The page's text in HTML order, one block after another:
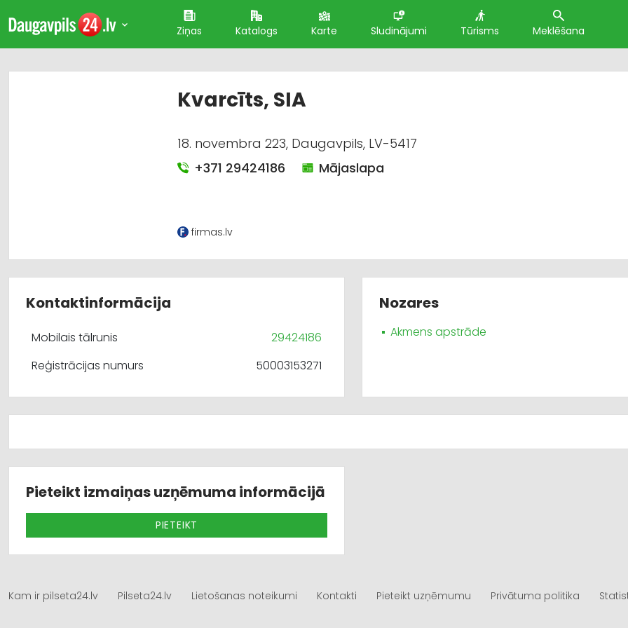
Ziņas Katalogs Karte Sludinājumi Tūrisms Meklēšana
Kvarcīts, SIA
18. novembra 223, Daugavpils, LV-5417
+371 29424186
Mājaslapa
firmas.lv
Kontaktinformācija
Mobilais tālrunis
29424186
Reģistrācijas numurs
50003153271
Nozares
Akmens apstrāde
Pieteikt izmaiņas uzņēmuma informācijā
PIETEIKT
Kam ir pilseta24.lv Pilseta24.lv Lietošanas noteikumi Kontakti Pieteikt uzņēmumu Privātuma politika